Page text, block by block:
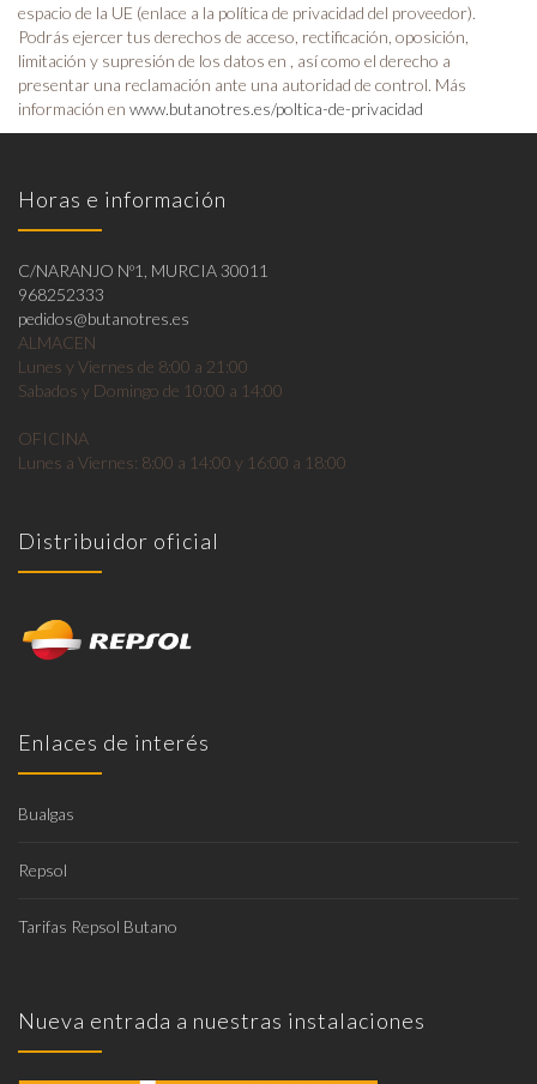
espacio de la UE (enlace a la política de privacidad del proveedor).
Podrás ejercer tus derechos de acceso, rectificación, oposición,
limitación y supresión de los datos en , así como el derecho a
presentar una reclamación ante una autoridad de control. Más
información en www.butanotres.es/poltica-de-privacidad
Horas e información
C/NARANJO Nº1, MURCIA 30011
968252333
pedidos@butanotres.es
ALMACEN
Lunes y Viernes de 8:00 a 21:00
Sabados y Domingo de 10:00 a 14:00
OFICINA
Lunes a Viernes: 8:00 a 14:00 y 16:00 a 18:00
Distribuidor oficial
Enlaces de interés
Bualgas
Repsol
Tarifas Repsol Butano
Nueva entrada a nuestras instalaciones